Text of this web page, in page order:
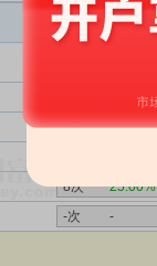
44.12%
2707次39.71%
8次 25.00%
-次 -